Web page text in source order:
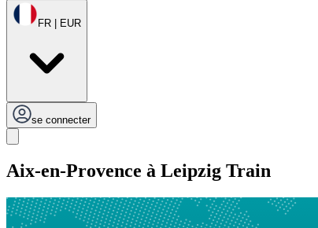
FR | EUR
se connecter
Aix-en-Provence à Leipzig Train